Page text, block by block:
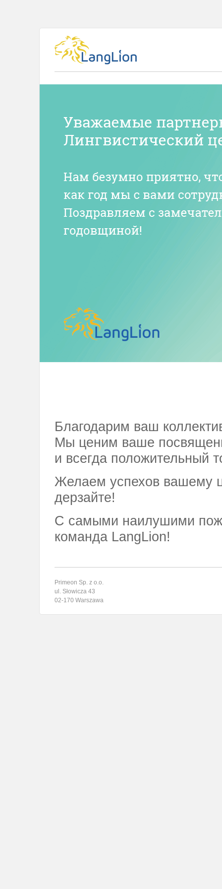
Благодарим ваш
Мы ценим ваше
и всегда положительный
Желаем успехов вашему
дерзайте!
С самыми наилушими
команда LangLion!
Primeon Sp. z o.o.
ul. Słowicza 43
02-170 Warszawa